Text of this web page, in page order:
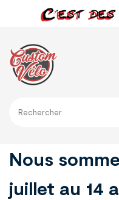
Nous
juillet au 14